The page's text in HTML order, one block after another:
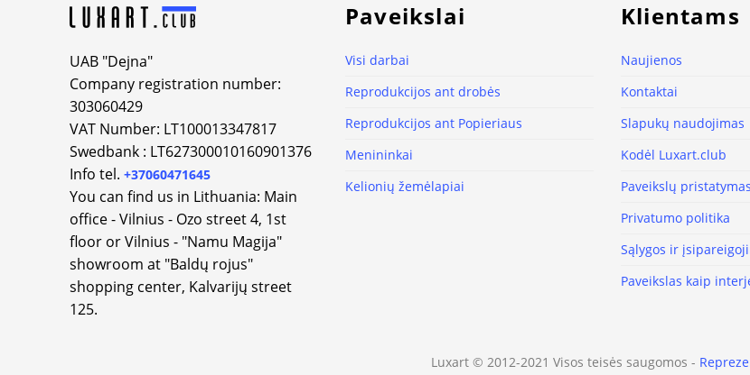
UAB "Dejna"
Company registration number:
303060429
VAT Number: LT100013347817
Swedbank : LT627300010160901376
Info tel. +37060471645
You can find us in Lithuania: Main
office - Vilnius - Ozo street 4, 1st
floor or Vilnius - "Namu Magija"
showroom at "Baldų rojus"
shopping center, Kalvarijų street
125.
Paveikslai
Visi darbai
Reprodukcijos ant drobės
Reprodukcijos ant Popieriaus
Menininkai
Kelionių žemėlapiai
Klientams
Naujienos
Kontaktai
Slapukų naudojimas
Kodėl Luxart.club
Paveikslų
Privatumo politika
Sąlygos ir
Paveikslas kaip
Luxart © 2012-2021 Visos teisės saugomos -